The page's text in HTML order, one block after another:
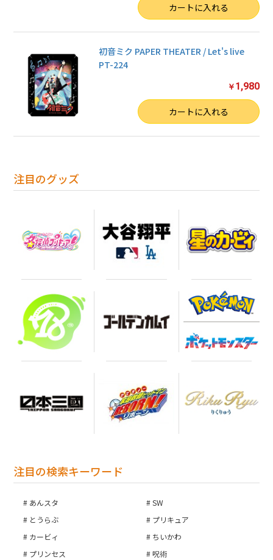
注目のグッズ
注目の検索キーワード
あんスタ
SW
とうらぶ
プリキュア
カービィ
ちいかわ
プリンセス
呪術
カートに入れる
初音ミク PAPER THEATER / Let's live
PT-224
￥ 1,980
カートに入れる